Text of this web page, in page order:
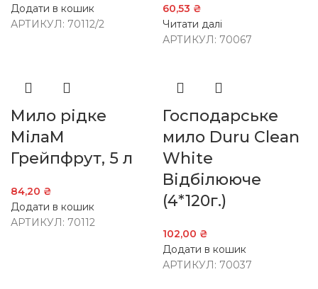
Додати в кошик
АРТИКУЛ: 70112/2
60,53 ₴
Читати далі
АРТИКУЛ: 70067
Мило рідке
МілаМ
Грейпфрут, 5 л
84,20 ₴
Додати в кошик
АРТИКУЛ: 70112
Господарське
мило Duru Clean
White
Відбілююче
(4*120г.)
102,00 ₴
Додати в кошик
АРТИКУЛ: 70037